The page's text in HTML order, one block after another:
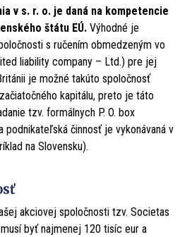
v s. r. o. je daná na kompetencie
štátu EÚ. Výhodné je
s ručením obmedzeným vo
liability company – Ltd.) pre jej
je možné takúto spoločnosť
kapitálu, preto je táto
tzv. formálnych P. O. box
podnikateľská činnosť je vykonávaná v
na Slovensku).
akciovej spoločnosti tzv. Societas
musí byť najmenej 120 tisíc eur a